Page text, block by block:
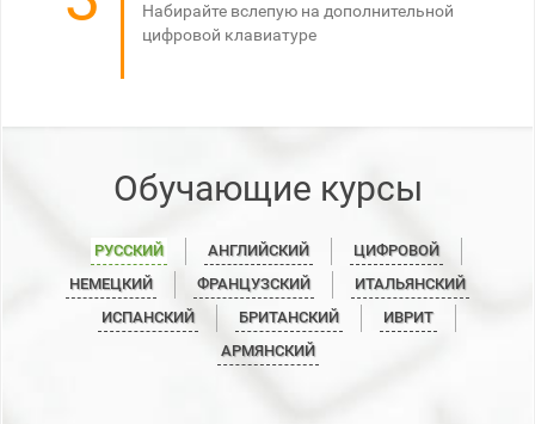
Набирайте вслепую на дополнительной
цифровой клавиатуре
Обучающие курсы
РУССКИЙ АНГЛИЙСКИЙ
ЦИФРОВОЙ
НЕМЕЦКИЙ
ФРАНЦУЗСКИЙ
ИТАЛЬЯНСКИЙ
ИСПАНСКИЙ
БРИТАНСКИЙ
ИВРИТ
АРМЯНСКИЙ